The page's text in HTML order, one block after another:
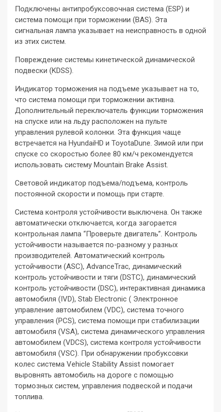
Подключены антипробуксовочная система (ESP) и
система помощи при торможении (BAS). Эта
сигнальная лампа указывает на неисправность в одной
из этих систем.
Повреждение системы кинетической динамической
подвески (KDSS).
Индикатор торможения на подъеме указывает на то,
что система помощи при торможении активна.
Дополнительный переключатель функции торможения
на спуске или на льду расположен на пульте
управления рулевой колонки. Эта функция чаще
встречается на HyundaiHD и ToyotaDune. Зимой или при
спуске со скоростью более 80 км/ч рекомендуется
использовать систему Mountain Brake Assist.
Световой индикатор подъема/подъема, контроль
постоянной скорости и помощь при старте.
Система контроля устойчивости выключена. Он также
автоматически отключается, когда загорается
контрольная лампа “Проверьте двигатель”. Контроль
устойчивости называется по-разному у разных
производителей. Автоматический контроль
устойчивости (ASC), AdvanceTrac, динамический
контроль устойчивости и тяги (DSTC), динамический
контроль устойчивости (DSC), интерактивная динамика
автомобиля (IVD), Stab Electronic ( Электронное
управление автомобилем (VDC), система точного
управления (PCS), система помощи при стабилизации
автомобиля (VSA), система динамического управления
автомобилем (VDCS), система контроля устойчивости
автомобиля (VSC). При обнаружении пробуксовки
колес система Vehicle Stability Assist помогает
выровнять автомобиль на дороге с помощью
тормозных систем, управления подвеской и подачи
топлива.